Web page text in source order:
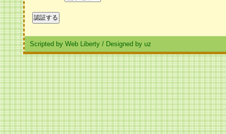
Scripted by Web Liberty / Designed by uz